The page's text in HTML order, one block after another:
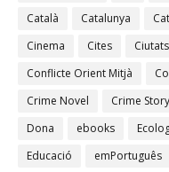
Català
Catalunya
Cinema
Cites Ciutats
Conflicte Orient Mitjà
Crime Novel
Crime Story
Dona
ebooks
Educació
emPortuguês